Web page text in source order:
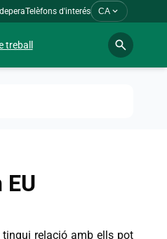
Telèfons d'interés CA expand_more
treball search
relació amb ells pot